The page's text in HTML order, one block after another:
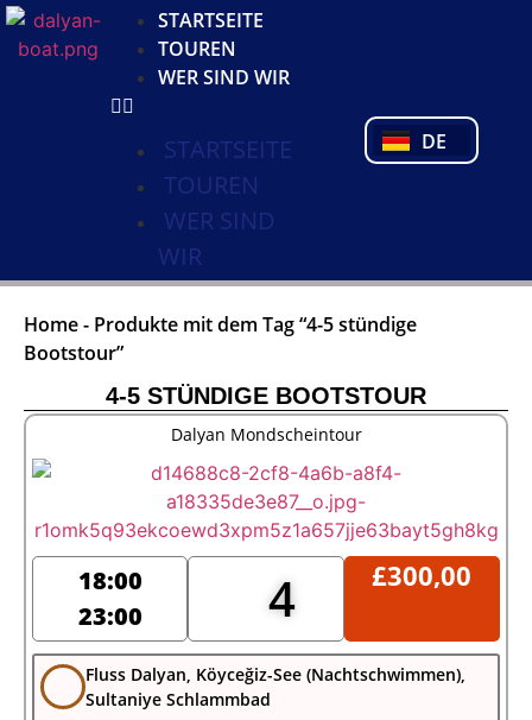
STARTSEITE
TOUREN
WER SIND WIR
STARTSEITE
TOUREN
WER SIND
WIR
DE
PT
TR
Home- Produkte mit dem Tag “4-5 stündige
Bootstour”
4-5 STÜNDIGE BOOTSTOUR
Dalyan Mondscheintour
18:00
23:00
4 £300,00
Fluss Dalyan, Köyceğiz-See (Nachtschwimmen),
Sultaniye Schlammbad